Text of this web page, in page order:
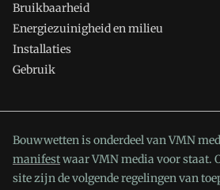
Bruikbaarheid
Energiezuinigheid en milieu
Installaties
Gebruik
Bouwwetten is onderdeel van VMN
manifestwaar VMN media voor staat.
site zijn de volgende regelingen van